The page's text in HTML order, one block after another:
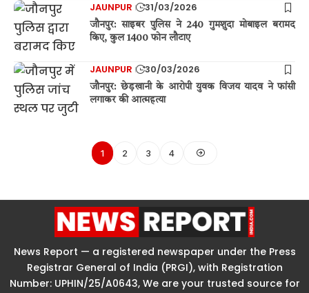
JAUNPUR 31/03/2026
जौनपुर: साइबर पुलिस ने 240 गुमशुदा मोबाइल बरामद
किए, कुल 1400 फोन लौटाए
JAUNPUR 30/03/2026
जौनपुर: छेड़खानी के आरोपी युवक विजय यादव ने फांसी
लगाकर की आत्महत्या
1 2 3 4
News Report — a registered newspaper under the Press
Registrar General of India (PRGI), with Registration
Number: UPHIN/25/A0643, We are your trusted source for